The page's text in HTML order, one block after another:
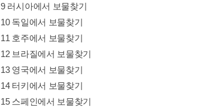
9 러시아에서 보물찾기
10 독일에서 보물찾기
11 호주에서 보물찾기
12 브라질에서 보물찾기
13 영국에서 보물찾기
14 터키에서 보물찾기
15 스페인에서 보물찾기